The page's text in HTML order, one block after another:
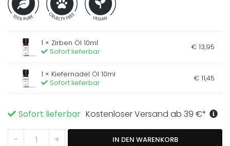
1 × Zirben Öl 10ml
Sofort lieferbar
€ 13,95
1 × Kiefernadel Öl 10ml
Sofort lieferbar
€ 11,45
Sofort lieferbar Kostenloser Versand ab 39 €*
-
Nadelbaum Bundle Menge
+ IN DEN WARENKORB